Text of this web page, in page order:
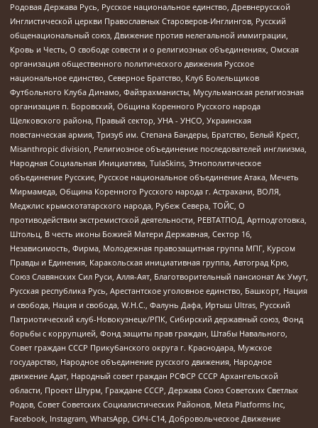
Родовая Держава Русь, Русское национальное единство, Древнерусской
Инглистической церкви Православных Староверов-Инглингов, Русский
общенациональный союз, Движение против нелегальной иммиграции,
Кровь и Честь, О свободе совести и о религиозных объединениях, Омская
организация общественного политического движения Русское
национальное единство, Северное Братство, Клуб Болельщиков
Футбольного Клуба Динамо, Файзрахманисты, Мусульманская религиозная
организация п. Боровский, Община Коренного Русского народа
Щелковского района, Правый сектор, УНА - УНСО, Украинская
повстанческая армия, Тризуб им. Степана Бандеры, Братство, Белый Крест,
Misanthropic division, Религиозное объединение последователей инглиизма,
Народная Социальная Инициатива, TulaSkins, Этнополитическое
объединение Русские, Русское национальное объединение Атака, Мечеть
Мирмамеда, Община Коренного Русского народа г. Астрахани, ВОЛЯ,
Меджлис крымскотатарского народа, Рубеж Севера, ТОЙС, О
противодействии экстремистской деятельности, РЕВТАТПОД, Артподготовка,
Штольц, В честь иконы Божией Матери Державная, Сектор 16,
Независимость, Фирма, Молодежная правозащитная группа МПГ, Курсом
Правды и Единения, Каракольская инициативная группа, Автоград Крю,
Союз Славянских Сил Руси, Алля-Аят, Благотворительный пансионат Ак Умут,
Русская республика Русь, Арестантское уголовное единство, Башкорт, Нация
и свобода, Нация и свобода, W.H.С., Фалунь Дафа, Иртыш Ultras, Русский
Патриотический клуб-Новокузнецк/РПК, Сибирский державный союз, Фонд
борьбы с коррупцией, Фонд защиты прав граждан, Штабы Навального,
Совет граждан СССР Прикубанского округа г. Краснодара, Мужское
государство, Народное объединение русского движения, Народное
движение Адат, Народный совет граждан РСФСР СССР Архангельской
области, Проект Штурм, Граждане СССР, Держава Союз Советских Светлых
Родов, Совет Советских Социалистических Районов, Meta Platforms Inc,
Facebook, Instagram, WhatsApp, СИЧ-С14, Добровольческое Движение